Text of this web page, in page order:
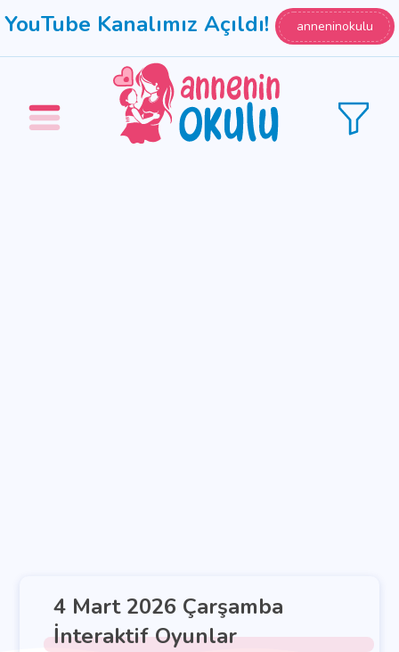
YouTube Kanalımız Açıldı! anneninokulu
4 Mart 2026 Çarşamba
İnteraktif Oyunlar